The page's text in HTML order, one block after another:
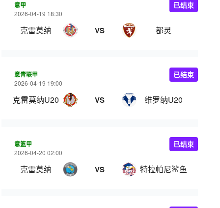
意甲
2026-04-19 18:30
克雷莫纳 VS 都灵
已结束
意青联甲
2026-04-19 19:00
克雷莫纳U20 VS 维罗纳U20
已结束
意篮甲
2026-04-20 02:00
克雷莫纳 VS 特拉帕尼鲨鱼
已结束